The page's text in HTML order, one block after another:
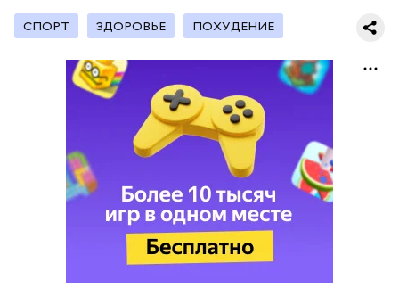
СПОРТ ЗДОРОВЬЕ ПОХУДЕНИЕ
это возможно, ведь может быть и так, что через год
они уже не будут холостяками.